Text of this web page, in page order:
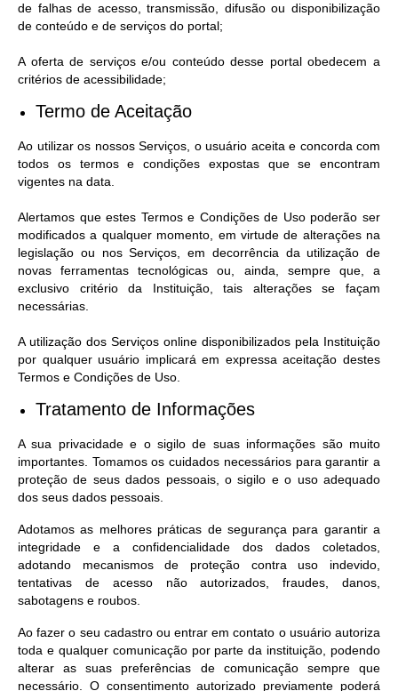
de falhas de acesso, transmissão, difusão ou disponibilização
de conteúdo e de serviços do portal;
A oferta de serviços e/ou conteúdo desse portal obedecem a
critérios de acessibilidade;
Termo de Aceitação
Ao utilizar os nossos Serviços, o usuário aceita e concorda com
todos os termos e condições expostas que se encontram
vigentes na data.
Alertamos que estes Termos e Condições de Uso poderão ser
modificados a qualquer momento, em virtude de alterações na
legislação ou nos Serviços, em decorrência da utilização de
novas ferramentas tecnológicas ou, ainda, sempre que, a
exclusivo critério da Instituição, tais alterações se façam
necessárias.
A utilização dos Serviços online disponibilizados pela Instituição
por qualquer usuário implicará em expressa aceitação destes
Termos e Condições de Uso.
Tratamento de Informações
A sua privacidade e o sigilo de suas informações são muito
importantes. Tomamos os cuidados necessários para garantir a
proteção de seus dados pessoais, o sigilo e o uso adequado
dos seus dados pessoais.
Adotamos as melhores práticas de segurança para garantir a
integridade e a confidencialidade dos dados coletados,
adotando mecanismos de proteção contra uso indevido,
tentativas de acesso não autorizados, fraudes, danos,
sabotagens e roubos.
Ao fazer o seu cadastro ou entrar em contato o usuário autoriza
toda e qualquer comunicação por parte da instituição, podendo
alterar as suas preferências de comunicação sempre que
necessário. O consentimento autorizado previamente poderá